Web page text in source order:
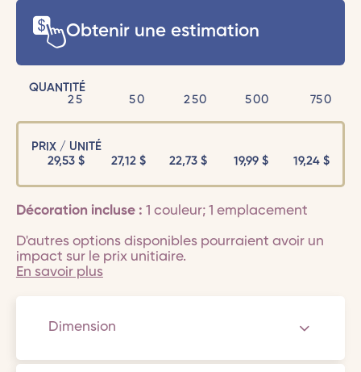
Obtenir une estimation
QUANTITÉ
25
50 250 500 750
PRIX / UNITÉ
29,53 $ 27,12 $ 22,73$ 19,99$ 19,24$
Décoration incluse : 1 couleur; 1 emplacement
D'autres options disponibles pourraient avoir un
impact sur le prix unitiaire.
En savoir plus
Dimension